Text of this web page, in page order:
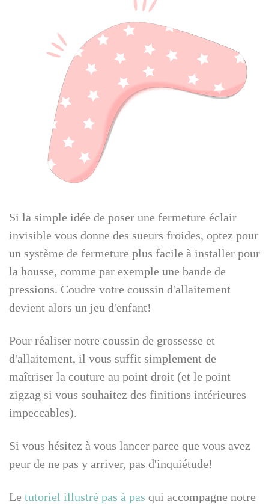
Si la simple idée de poser une fermeture éclair
invisible vous donne des sueurs froides, optez pour
un système de fermeture plus facile à installer pour
la housse, comme par exemple une bande de
pressions. Coudre votre coussin d'allaitement
devient alors un jeu d'enfant!
Pour réaliser notre coussin de grossesse et
d'allaitement, il vous suffit simplement de
maîtriser la couture au point droit (et le point
zigzag si vous souhaitez des finitions intérieures
impeccables).
Si vous hésitez à vous lancer parce que vous avez
peur de ne pas y arriver, pas d'inquiétude!
Le tutoriel illustré pas à pas qui accompagne notre